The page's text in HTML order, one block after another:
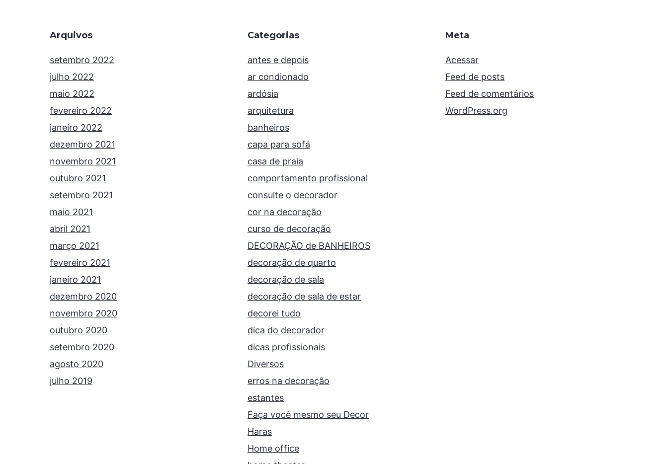
Arquivos
setembro 2022
julho 2022
maio 2022
fevereiro 2022
janeiro 2022
dezembro 2021
novembro 2021
outubro 2021
setembro 2021
maio 2021
abril 2021
março 2021
fevereiro 2021
janeiro 2021
dezembro 2020
novembro 2020
outubro 2020
setembro 2020
agosto 2020
julho 2019
Categorias
antes e depois
ar condionado
ardósia
arquitetura
banheiros
capa para sofá
casa de praia
comportamento profissional
consulte o decorador
cor na decoração
curso de decoração
DECORAÇÃO de BANHEIROS
decoração de quarto
decoração de sala
decoração de sala de estar
decorei tudo
dica do decorador
dicas profissionais
Diversos
erros na decoração
estantes
Faça você mesmo seu Decor
Haras
Home office
Meta
Acessar
Feed de posts
Feed de comentários
WordPress.org